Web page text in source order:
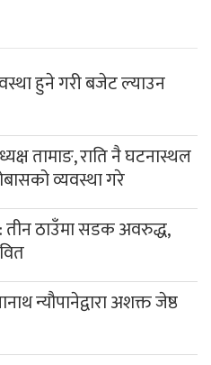
हुने गरी बजेट ल्याउन
तामाङ, राति नै घटनास्थल
व्यवस्था गरे
: तीन ठाउँमा सडक अवरुद्ध,
न्यौपानेद्वारा अशक्त जेष्ठ